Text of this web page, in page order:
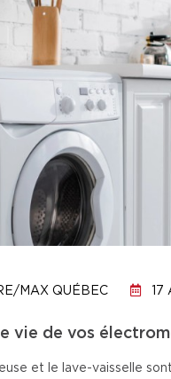
MAX QUÉBEC 17
vie de vos
et le lave-vaisselle